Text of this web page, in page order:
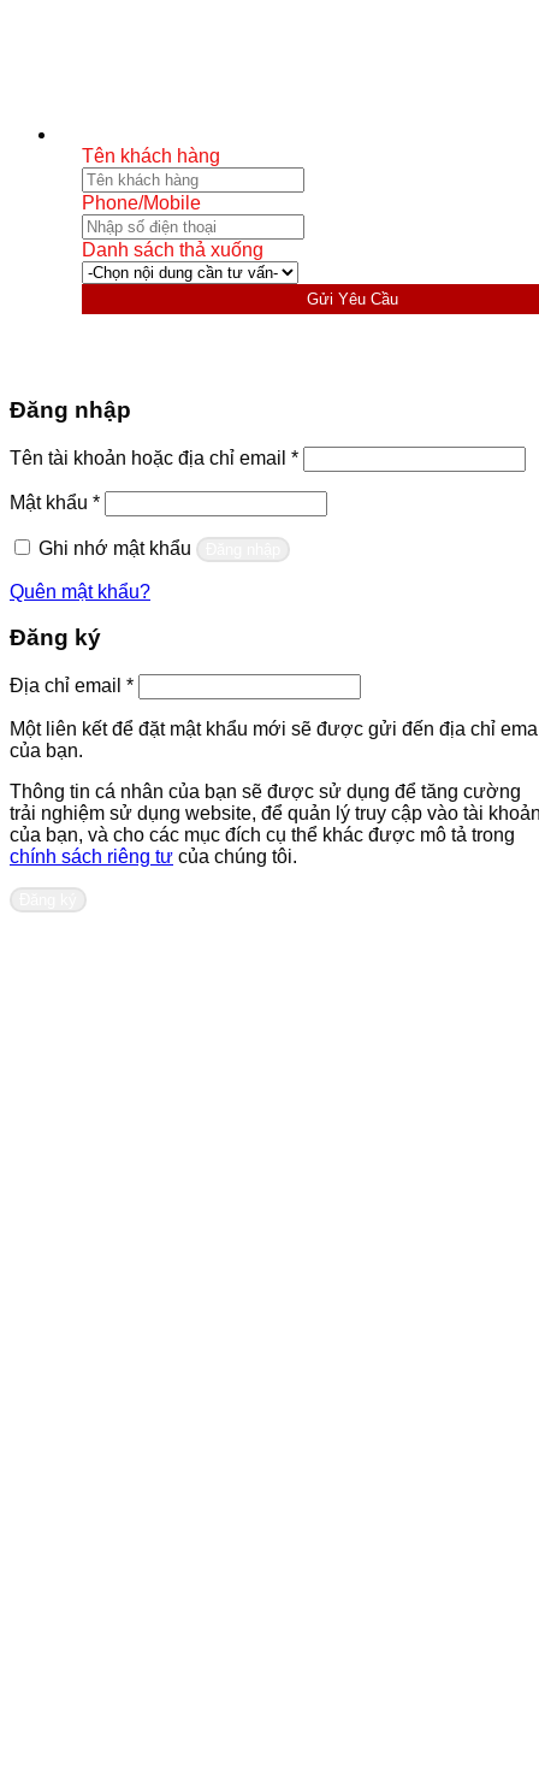
Tên khách hàng
Phone/Mobile
Danh sách thả xuống
Gửi Yêu Cầu
Đăng nhập
Tên tài khoản hoặc địa chỉ email *Bắt
buộc
Mật khẩu *Bắt
buộc
Ghi nhớ mật khẩu
Quên mật khẩu?
Đăng ký
Địa chỉ email *Bắt
buộc
Một liên kết để đặt mật khẩu mới sẽ được gửi đến địa chỉ
của bạn.
Thông tin cá nhân của bạn sẽ được sử dụng để tăng cường
trải nghiệm sử dụng website, để quản lý truy cập vào tài
của bạn, và cho các mục đích cụ thể khác được mô tả trong
chính sách riêng tư của chúng tôi.